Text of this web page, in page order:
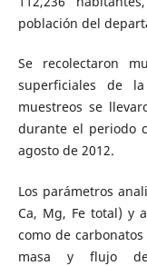
población del
Se recolectaron
superficiales de
muestreos se
durante el periodo
agosto de 2012.
Los parámetros
Ca, Mg, Fe total) y
como de
masa y flujo de